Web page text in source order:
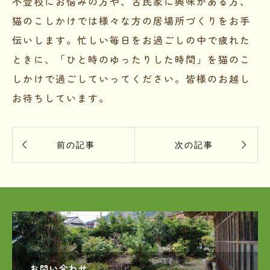
猫のこしかけでは様々な方の居場所づくりをお手
伝いします。忙しい毎日をお過ごしの中で疲れた
ときに、「ひと時のゆったりした時間」を猫のこ
しかけで過ごしていってください。皆様のお越し
お待ちしています。
 前の記事 次の記事 